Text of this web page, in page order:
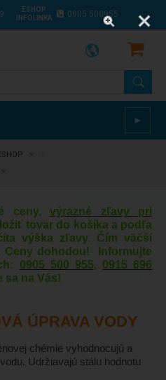
ESHOP
INFOLINKA
0905 500955
►
ceny, výrazné zľavy pri
tovar do košíka a podľa
výška zľavy. Čím väčší
Ceny dohodou! Informujte
0905 500 955, 0915 696
sa na Vás!
ÚPRAVA VODY
chémie vyhodnocujú a
Udržiavajú stálu hodnotu